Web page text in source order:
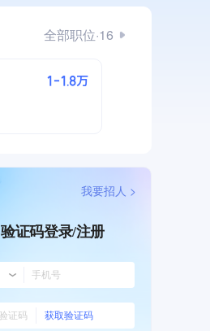
全部职位·16
1-1.8万
验证码登录/注册
获取验证码
我要招人 >